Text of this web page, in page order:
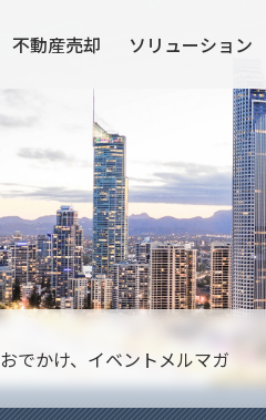
不動産売却 ソリューション
おでかけ、イベント メルマガ